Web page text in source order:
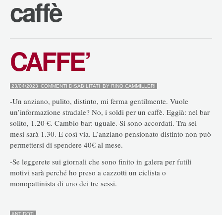
caffè
CAFFE’
23/04/2023 COMMENTI DISABILITATI SU
BY RINO.CAMMILLERI
-Un anziano, pulito, distinto, mi ferma gentilmente. Vuole
un’informazione stradale? No, i soldi per un caffè. Eggià: nel bar
solito, 1.20 €. Cambio bar: uguale. Si sono accordati. Tra sei
mesi sarà 1.30. E così via. L’anziano pensionato distinto non può
permettersi di spendere 40€ al mese.
-Se leggerete sui giornali che sono finito in galera per futili
motivi sarà perché ho preso a cazzotti un ciclista o
monopattinista di uno dei tre sessi.
ANTIDOTI